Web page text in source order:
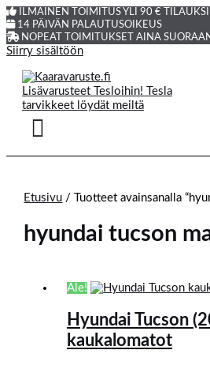
ILMAINEN TOIMITUS YLI 90 €
14 PÄIVÄN PALAUTUSOIKEUS
NOPEAT TOIMITUKSET AINA
Siirry sisältöön
Etusivu / Tuotteet avainsanalla
hyundai tucson
Ale!
Hyundai Tucson
kaukalomatot